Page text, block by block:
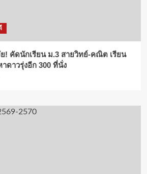
! คัดนักเรียน ม.3 สายวิทย์-คณิต เรียน
ดาวรุ่งอีก 300 ที่นั่ง